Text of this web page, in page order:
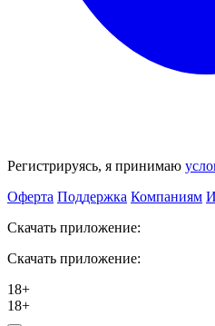
Регистрируясь, я принимаю
Оферта Поддержка Компаниям
Скачать приложение:
Скачать приложение:
18+
18+